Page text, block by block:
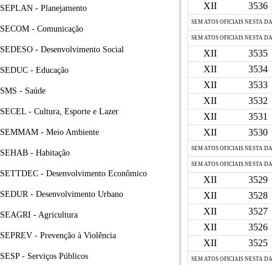
SEPLAN - Planejamento
SECOM - Comunicação
SEDESO - Desenvolvimento Social
SEDUC - Educação
SMS - Saúde
SECEL - Cultura, Esporte e Lazer
SEMMAM - Meio Ambiente
SEHAB - Habitação
SETTDEC - Desenvolvimento Econômico
SEDUR - Desenvolvimento Urbano
SEAGRI - Agricultura
SEPREV - Prevenção à Violência
SESP - Serviços Públicos
XII
3536
SEM ATOS OFICIAIS NESTA
SEM ATOS OFICIAIS NESTA
XII
3535
XII
3534
XII
3533
XII
3532
XII
3531
XII
3530
SEM ATOS OFICIAIS NESTA
SEM ATOS OFICIAIS NESTA
XII
3529
XII
3528
XII
3527
XII
3526
XII
3525
SEM ATOS OFICIAIS NESTA